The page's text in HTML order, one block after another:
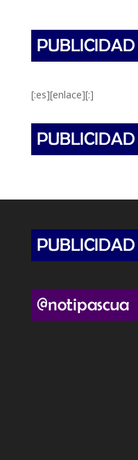
[:es][enlace][:]